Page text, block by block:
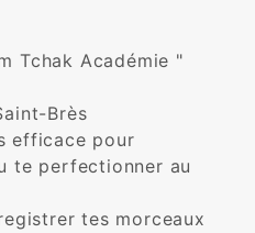
Tchak Académie "
efficace pour
te perfectionner au
tes morceaux